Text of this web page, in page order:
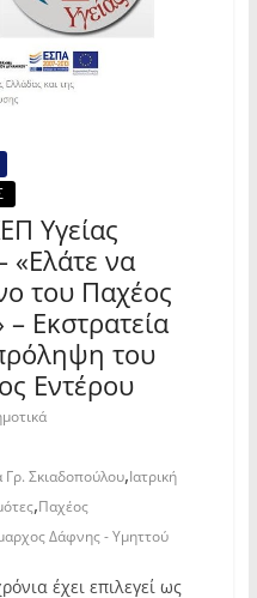
Υγείας
«Ελάτε να
του Παχέος
Εκστρατεία
του
Εντέρου
Γρ. Σκιαδοπούλου,Ιατρική
,Παχέος
Δάφνης - Υμηττού
έχει επιλεγεί ως